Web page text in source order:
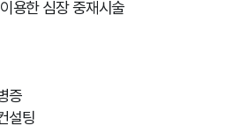
용한 심장 중재시술
증
설팅